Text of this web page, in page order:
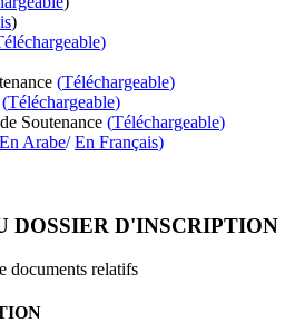
)
)
(Téléchargeable)
(Téléchargeable)
Soutenance (Téléchargeable)
Arabe/En Français)
DOSSIER D'INSCRIPTION
documents relatifs